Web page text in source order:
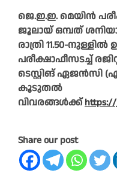
ജെ.ഇ.ഇ. മെയിൻ
ജൂലായ് ഒമ്പത്
രാത്രി 11.50-
പരീക്ഷാഫീസടച്ച്
ടെസ്റ്റിങ് ഏജൻസി
കൂടുതൽ
വിവരങ്ങൾക്ക്https://
Share our post